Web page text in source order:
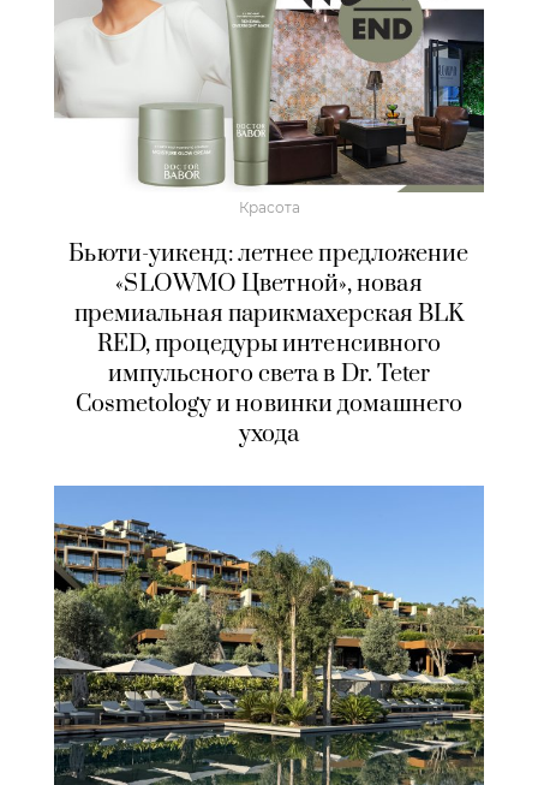
Красота
Бьюти-уикенд: летнее предложение
«SLOWMO Цветной», новая
премиальная парикмахерская BLK
RED, процедуры интенсивного
импульсного света в Dr. Teter
Cosmetology и новинки домашнего
ухода